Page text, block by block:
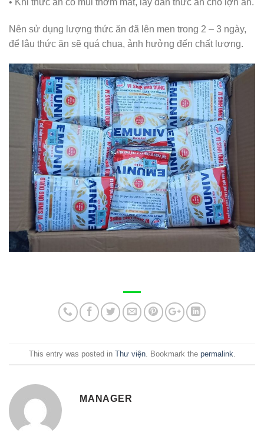
• Khi thức ăn có mùi thơm mát, lấy dần thức ăn cho lợn ăn.
Nên sử dụng lượng thức ăn đã lên men trong 2 – 3 ngày,
để lâu thức ăn sẽ quá chua, ảnh hưởng đến chất lượng.
This entry was posted in Thư viện. Bookmark the permalink
MANAGER